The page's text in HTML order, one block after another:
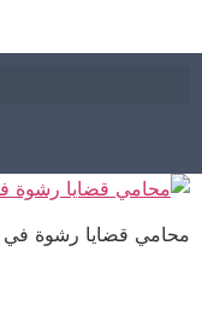
قضايا رشوة في